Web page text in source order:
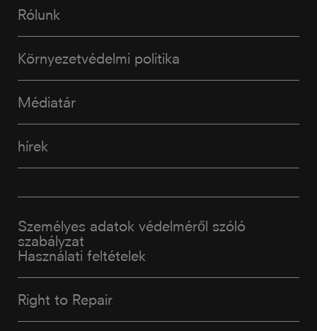
Rólunk
Környezetvédelmi politika
Médiatár
hírek
Személyes adatok védelméről szóló
szabályzat
Használati feltételek
Right to Repair